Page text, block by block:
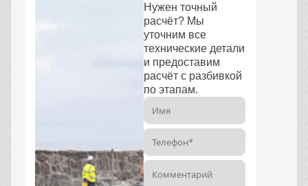
Нужен точный
расчёт? Мы
уточним все
технические детали
и предоставим
расчёт с разбивкой
по этапам.